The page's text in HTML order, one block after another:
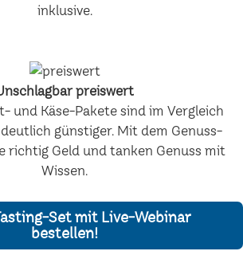
inklusive.
preiswert
und Käse-Pakete sind im Vergleich
günstiger. Mit dem Genuss-
richtig Geld und tanken Genuss mit
Wissen.
Set mit Live-Webinar
bestellen!